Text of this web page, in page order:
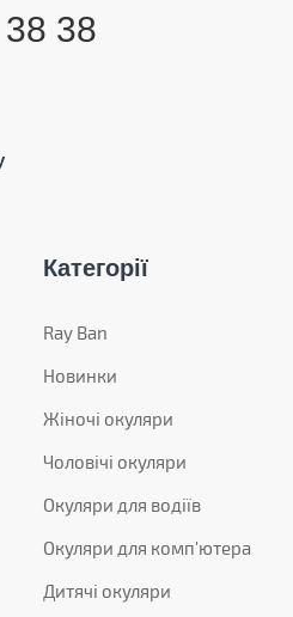
38
Категорії
Ray Ban
Новинки
Жіночі окуляри
Чоловічі окуляри
Окуляри для водіїв
Окуляри для комп'ютера
Дитячі окуляри